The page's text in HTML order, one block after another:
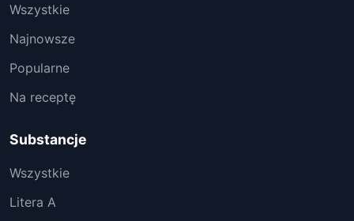
Wszystkie
Najnowsze
Popularne
Na receptę
Substancje
Wszystkie
Litera A